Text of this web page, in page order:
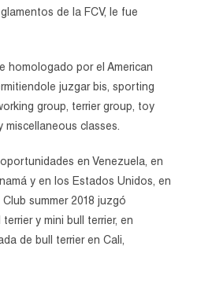
de la FCV, le fue
homologado por el American
juzgar bis, sporting
group, terrier group, toy
miscellaneous classes.
en Venezuela, en
y en los Estados Unidos, en
summer 2018 juzgó
y mini bull terrier, en
de bull terrier en Cali,